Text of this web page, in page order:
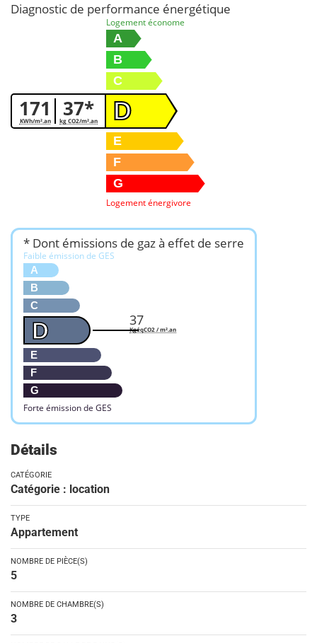
Diagnostic de performance énergétique
171
KWh/m².an 37*
kg CO2/m².an
Logement économe
A
B
C
D
E
F
G
Logement énergivore
* Dont émissions de gaz à effet de serre
Faible émission de GES
A
B
C
D
E
F
G
Forte émission de GES
37
KgéqCO2 / m².an
Détails
CATÉGORIE
Catégorie : location
TYPE
Appartement
NOMBRE DE PIÈCE(S)
5
NOMBRE DE CHAMBRE(S)
3